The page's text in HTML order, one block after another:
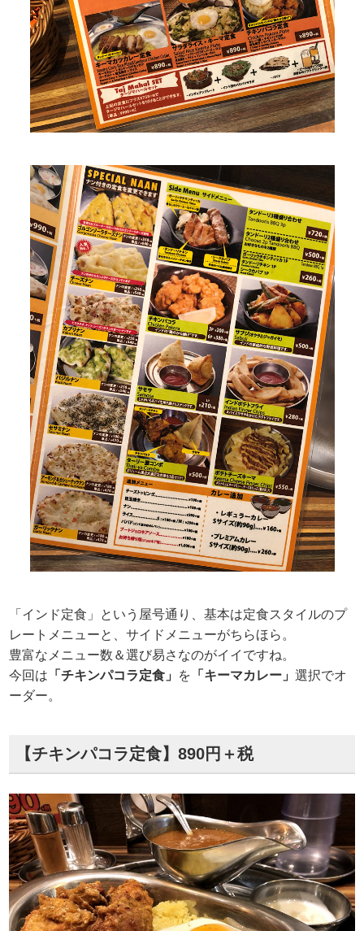
「インド定食」という屋号通り、基本は定食スタイルのプ
レートメニューと、サイドメニューがちらほら。
豊富なメニュー数＆選び易さなのがイイですね。
今回は 「チキンパコラ定食」 を 「キーマカレー」選択でオ
ーダー。
【チキンパコラ定食】890円＋税